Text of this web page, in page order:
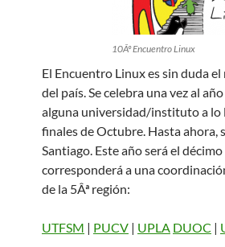
10Âº Encuentro Linux
El Encuentro Linux es sin duda
del país. Se celebra una vez al
alguna universidad/instituto a lo
finales de Octubre. Hasta ahora,
Santiago. Este año será el
corresponderá a una
de la 5Âª región:
UTFSM | PUCV | UPLA DUOC |